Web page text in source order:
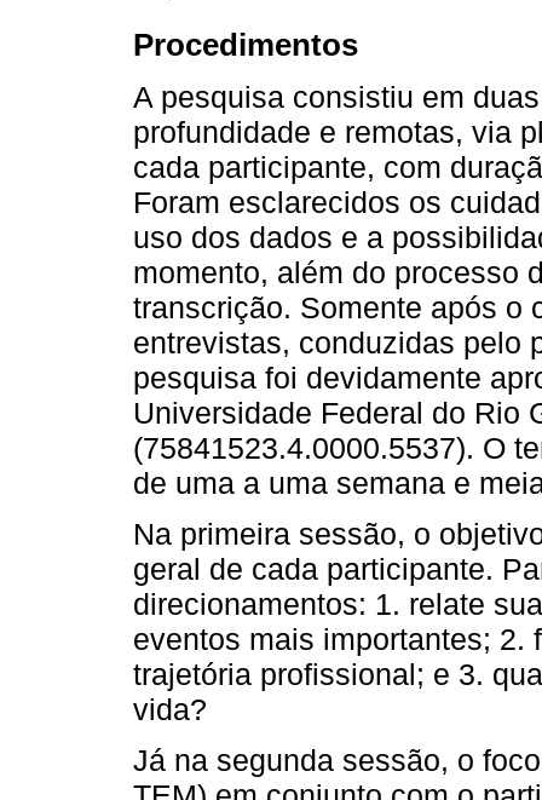
Procedimentos
A pesquisa consistiu em
profundidade e remotas, via
cada participante, com
Foram esclarecidos os
uso dos dados e a
momento, além do processo
transcrição. Somente após o
entrevistas, conduzidas pelo
pesquisa foi devidamente
Universidade Federal do Rio
(75841523.4.0000.5537). O
de uma a uma semana e
Na primeira sessão, o
geral de cada participante.
direcionamentos: 1. relate
eventos mais importantes; 2.
trajetória profissional; e 3.
vida?
Já na segunda sessão, o